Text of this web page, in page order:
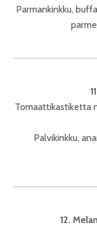
Parmankinkku,
Tomaattikastiketta
Palvikinkku,
12.